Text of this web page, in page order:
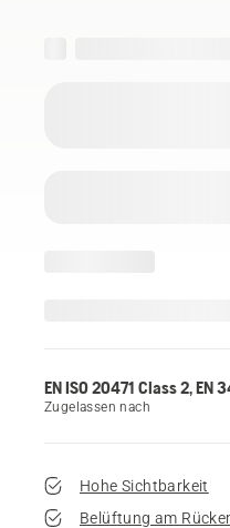
EN ISO 20471 Class 2, EN
Zugelassen nach
Hohe Sichtbarkeit
Belüftung am